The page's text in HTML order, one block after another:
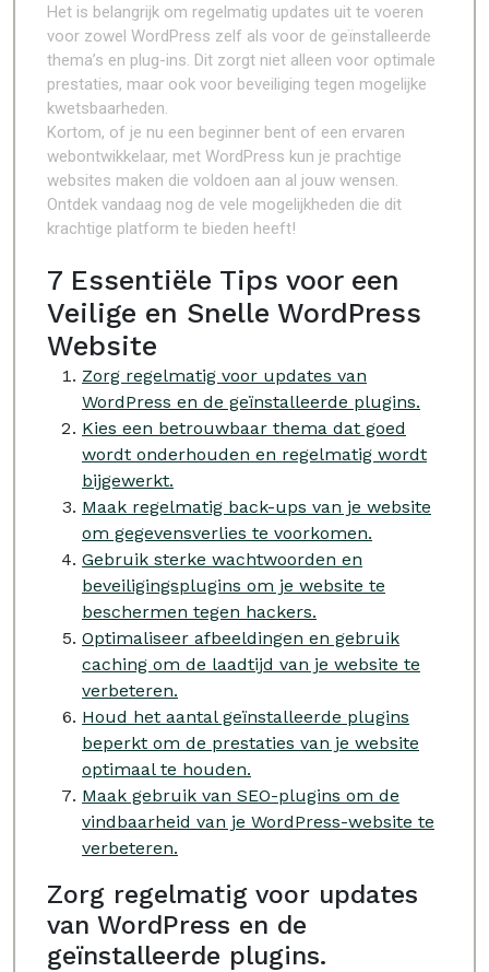
Het is belangrijk om regelmatig updates uit te voeren
voor zowel WordPress zelf als voor de geïnstalleerde
thema’s en plug-ins. Dit zorgt niet alleen voor optimale
prestaties, maar ook voor beveiliging tegen mogelijke
kwetsbaarheden.
Kortom, of je nu een beginner bent of een ervaren
webontwikkelaar, met WordPress kun je prachtige
websites maken die voldoen aan al jouw wensen.
Ontdek vandaag nog de vele mogelijkheden die dit
krachtige platform te bieden heeft!
7 Essentiële Tips voor een
Veilige en Snelle WordPress
Website
Zorg regelmatig voor updates van
WordPress en de geïnstalleerde plugins.
Kies een betrouwbaar thema dat goed
wordt onderhouden en regelmatig wordt
bijgewerkt.
Maak regelmatig back-ups van je website
om gegevensverlies te voorkomen.
Gebruik sterke wachtwoorden en
beveiligingsplugins om je website te
beschermen tegen hackers.
Optimaliseer afbeeldingen en gebruik
caching om de laadtijd van je website te
verbeteren.
Houd het aantal geïnstalleerde plugins
beperkt om de prestaties van je website
optimaal te houden.
Maak gebruik van SEO-plugins om de
vindbaarheid van je WordPress-website te
verbeteren.
Zorg regelmatig voor updates
van WordPress en de
geïnstalleerde plugins.